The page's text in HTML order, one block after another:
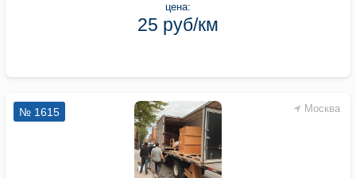
цена:
25 руб/км
Москва
№ 1615